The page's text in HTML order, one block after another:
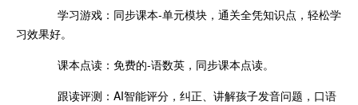
学习游戏：同步课本-单元模块，通关全凭知识点，轻松学
习效果好。
课本点读：免费的-语数英，同步课本点读。
跟读评测：AI智能评分，纠正、讲解孩子发音问题，口语